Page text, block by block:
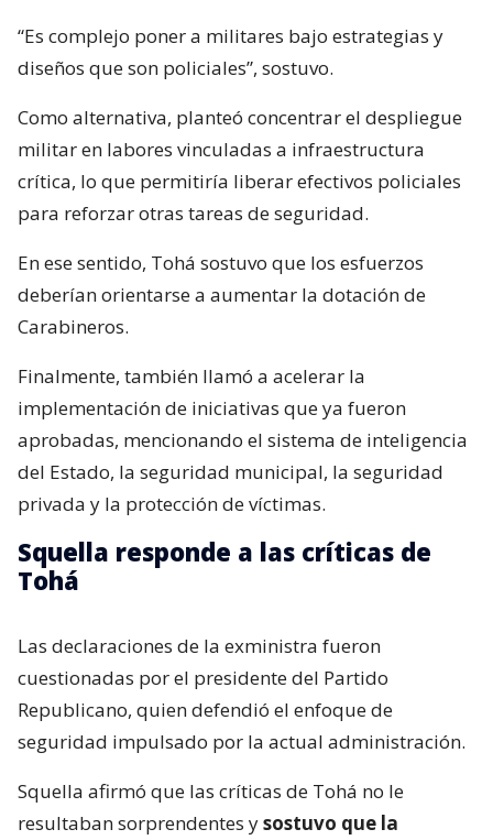
“Es complejo poner a militares bajo estrategias y
diseños que son policiales”, sostuvo.
Como alternativa, planteó concentrar el despliegue
militar en labores vinculadas a infraestructura
crítica, lo que permitiría liberar efectivos policiales
para reforzar otras tareas de seguridad.
En ese sentido, Tohá sostuvo que los esfuerzos
deberían orientarse a aumentar la dotación de
Carabineros.
Finalmente, también llamó a acelerar la
implementación de iniciativas que ya fueron
aprobadas, mencionando el sistema de inteligencia
del Estado, la seguridad municipal, la seguridad
privada y la protección de víctimas.
Squella responde a las críticas de
Tohá
Las declaraciones de la exministra fueron
cuestionadas por el presidente del Partido
Republicano, quien defendió el enfoque de
seguridad impulsado por la actual administración.
Squella afirmó que las críticas de Tohá no le
resultaban sorprendentes ysostuvo que la